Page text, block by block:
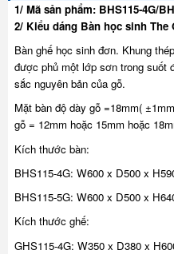
1/ Mã sản phẩm: BHS115-4G/
2/ Kiểu dáng Bàn học sinh The
Bàn ghế học sinh đơn. Khung
được phủ một lớp sơn trong suốt
sắc nguyên bản của gỗ.
Mặt bàn độ dày gỗ =18mm(
gỗ = 12mm hoặc 15mm hoặc
Kích thước bàn:
BHS115-4G: W600 x D500 x
BHS115-5G: W600 x D500 x
Kích thước ghế:
GHS115-4G: W350 x D380 x